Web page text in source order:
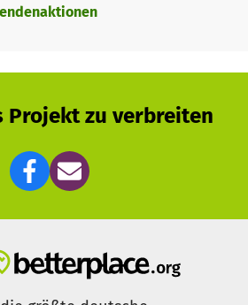
Freifunk Regensburg e.V. zu
news/
Twitter
Projekt zu verbreiten